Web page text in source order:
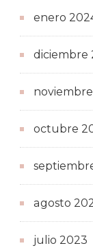
enero
diciembre
octubre
agosto
julio 2023